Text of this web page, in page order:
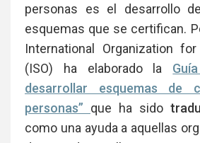
personas es el desarrollo
esquemas que se certifican.
International Organization
(ISO) ha elaborado la
desarrollar esquemas de
personas” que ha sido
como una ayuda a aquellas